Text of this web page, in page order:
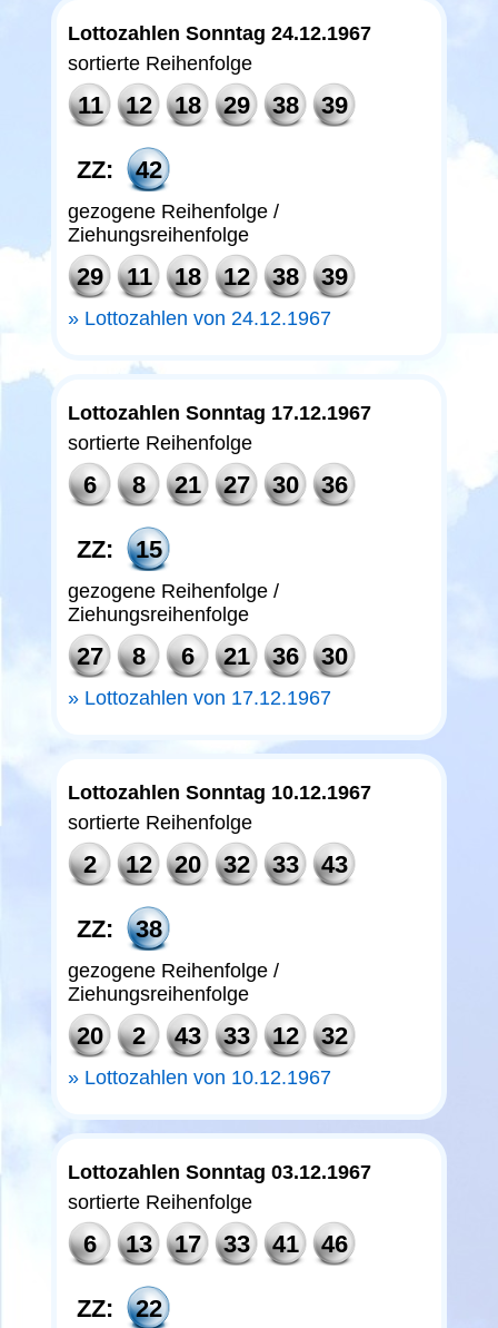
Lottozahlen Sonntag 24.12.1967
sortierte Reihenfolge
11 12 18 29 38 39
ZZ: 42
gezogene Reihenfolge /
Ziehungsreihenfolge
29 11 18 12 38 39
Lottozahlen von 24.12.1967
Lottozahlen Sonntag 17.12.1967
sortierte Reihenfolge
6 8 21 27 30 36
ZZ: 15
gezogene Reihenfolge /
Ziehungsreihenfolge
27 8 6 21 36 30
Lottozahlen von 17.12.1967
Lottozahlen Sonntag 10.12.1967
sortierte Reihenfolge
2 12 20 32 33 43
ZZ: 38
gezogene Reihenfolge /
Ziehungsreihenfolge
20 2 43 33 12 32
Lottozahlen von 10.12.1967
Lottozahlen Sonntag 03.12.1967
sortierte Reihenfolge
6 13 17 33 41 46
ZZ: 22